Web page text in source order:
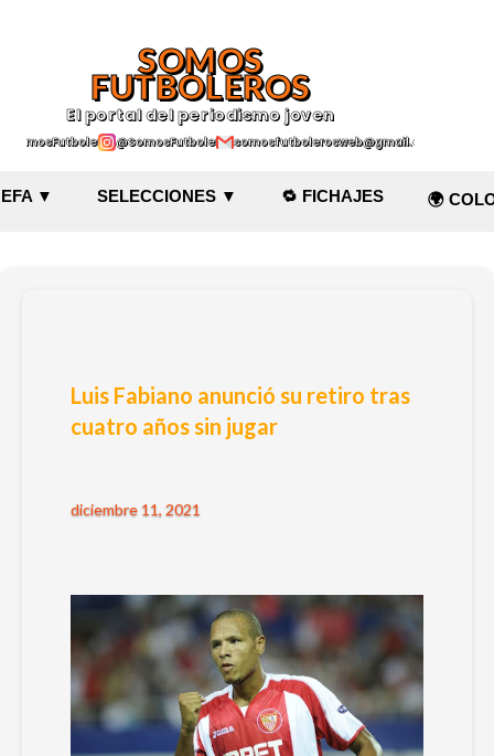
SOMOS
FUTBOLEROS
El portal del periodismo joven
@SomosFutbolerossomosfutbolerosweb@gmail.com
▼ SELECCIONES ▼ 🔁 FICHAJES 🌍
Luis Fabiano anunció su retiro tras
cuatro años sin jugar
diciembre 11, 2021